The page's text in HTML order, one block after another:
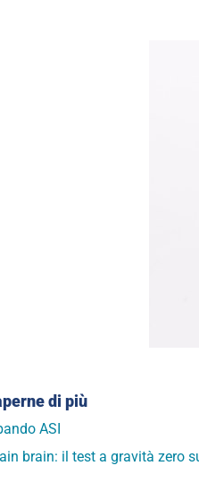
di più
ASI
brain: il test a gravità zero